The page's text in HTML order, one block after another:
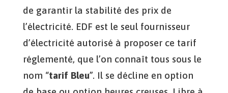
de garantir la stabilité des prix de
l’électricité. EDF est le seul fournisseur
d’électricité autorisé à proposer ce tarif
réglementé, que l’on connaît tous sous le
nom “tarif Bleu”. Il se décline en option